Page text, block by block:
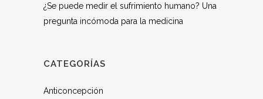
¿Se puede medir el sufrimiento humano? Una
pregunta incómoda para la medicina
CATEGORÍAS
Anticoncepción